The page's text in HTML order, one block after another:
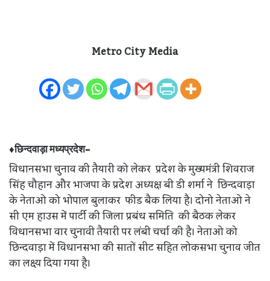
Metro City Media
♦छिन्दवाड़ा मध्यप्रदेश-
विधानसभा चुनाव की तैयारी को लेकर प्रदेश के मुख्यमंत्री शिवराज
सिंह चौहान और भाजपा के प्रदेश अध्यक्ष बी डी शर्मा ने छिन्दवाड़ा
के नेताओ को भोपाल बुलाकर फीड बैक लिया है। दोनो नेताओ ने
सी एम हाउस में पार्टी की जिला प्रबंध समिति की बैठक लेकर
विधानसभा वार चुनावी तैयारी पर लंबी चर्चा की है। नेताओ को
छिन्दवाड़ा में विधानसभा की सातों सीट सहित लोकसभा चुनाव जीत
का लक्ष्य दिया गया है।